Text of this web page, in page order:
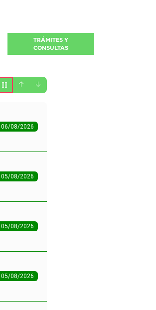
TRÁMITES Y
CONSULTAS
06/08/2026
05/08/2026
05/08/2026
05/08/2026